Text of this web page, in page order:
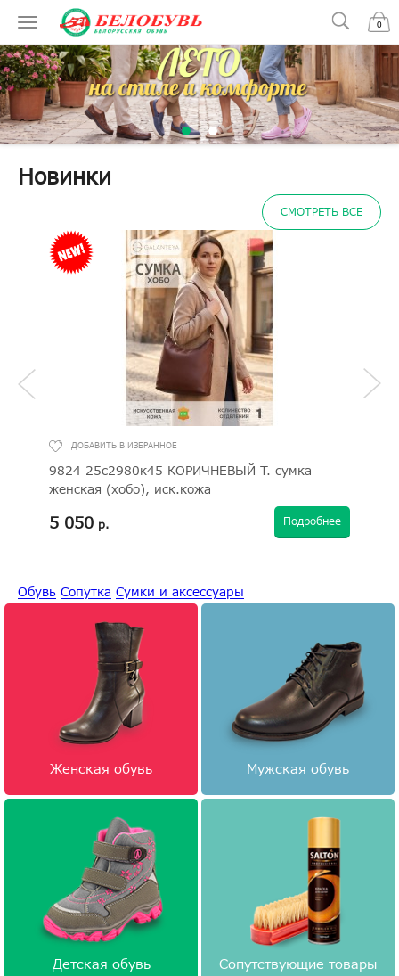
0
Новинки
СМОТРЕТЬ ВСЕ
9824 25с2980к45 КОРИЧНЕВЫЙ Т. сумка
женская (хобо), иск.кожа
5 050 р. Подробнее
Обувь Сопутка Сумки и аксессуары
Женская обувь Мужская обувь
Детская обувь Сопутствующие товары